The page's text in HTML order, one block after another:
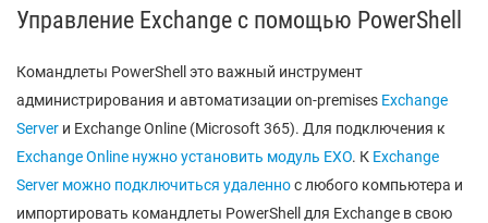
Управление Exchange с помощью PowerShell
Командлеты PowerShell это важный инструмент
администрирования и автоматизации on-premises Exchange
Server и Exchange Online (Microsoft 365). Для подключения к
Exchange Online нужно установить модуль EXO. К Exchange
Server можно подключиться удаленнос любого компьютера и
импортировать командлеты PowerShell для Exchange в свою